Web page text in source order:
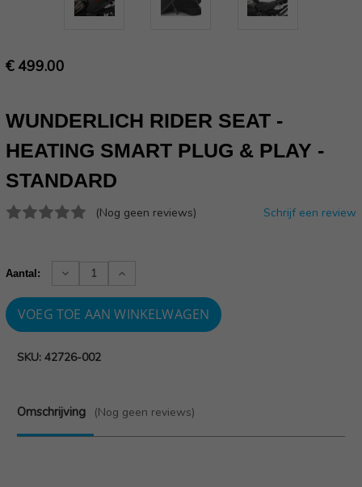
€ 499.00
WUNDERLICH RIDER SEAT -
HEATING SMART PLUG & PLAY -
STANDARD
(Nog geen reviews) Schrijf een review
voorraad:
Aantal:
Verhoog
Verlaag
SKU: 42726-002
Omschrijving (Nog geen reviews)